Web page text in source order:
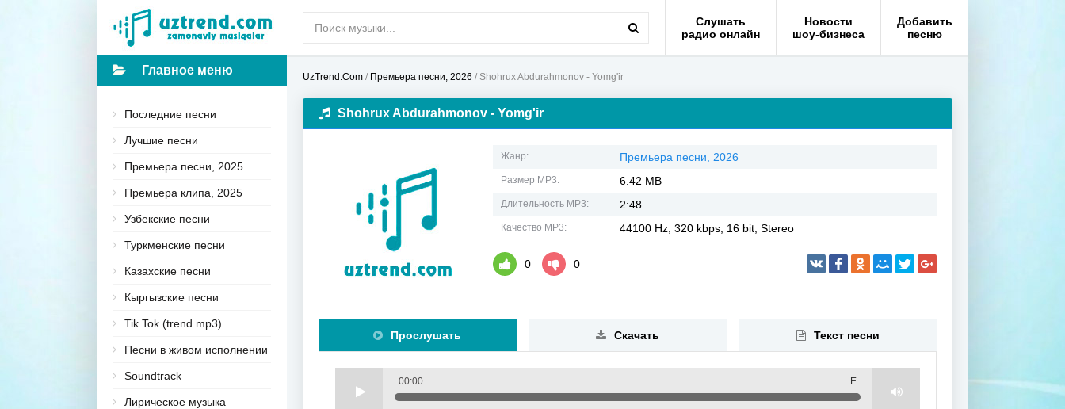
Слушать
радио онлайн
Новости
шоу-бизнеса
Добавить
песню
Главное меню
Последние песни
Лучшие песни
Премьера песни, 2025
Премьера клипа, 2025
Узбекские песни
Туркменские песни
Казахские песни
Кыргызские песни
Tik Tok (trend mp3)
Песни в живом исполнении
Soundtrack
Лирическое музыка
UzTrend.Com / Премьера песни, 2026 / Shohrux Abdurahmonov - Yomg'ir
Shohrux Abdurahmonov - Yomg'ir
Жанр: Премьера песни, 2026
Размер MP3: 6.42 MB
Длительность MP3: 2:48
Качество MP3: 44100 Hz, 320 kbps, 16 bit, Stereo
0 0
Прослушать Скачать Текст песни
00:00 Е